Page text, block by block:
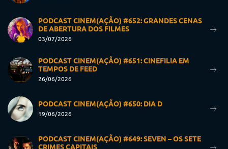
PODCAST CINEM(AÇÃO) #652: GRANDES CENAS
DE ABERTURA DOS FILMES
03/07/2026
PODCAST CINEM(AÇÃO) #651: CINEFILIA EM
TEMPOS DE FEED
26/06/2026
PODCAST CINEM(AÇÃO) #650: DIA D
19/06/2026
PODCAST CINEM(AÇÃO) #649: SEVEN – OS SETE
CRIMES CAPITAIS